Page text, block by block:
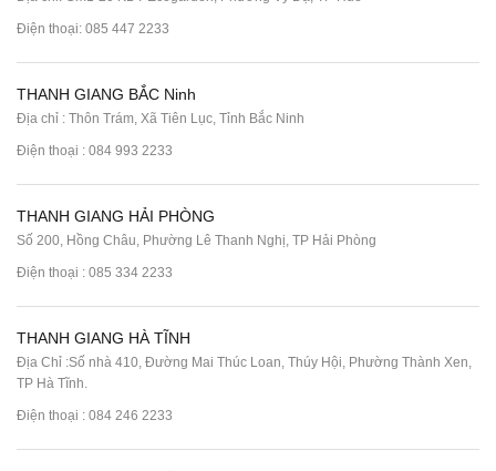
Điện thoại: 085 447 2233
THANH GIANG BẮC Ninh
Địa chỉ : Thôn Trám, Xã Tiên Lục, Tỉnh Bắc Ninh
Điện thoại : 084 993 2233
THANH GIANG HẢI PHÒNG
Số 200, Hồng Châu, Phường Lê Thanh Nghị, TP Hải Phòng
Điện thoại : 085 334 2233
THANH GIANG HÀ TĨNH
Địa Chỉ :Số nhà 410, Đường Mai Thúc Loan, Thúy Hội, Phường Thành Xen,
TP Hà Tĩnh.
Điện thoại : 084 246 2233